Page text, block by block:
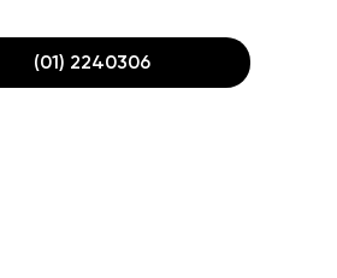
(01) 2240306